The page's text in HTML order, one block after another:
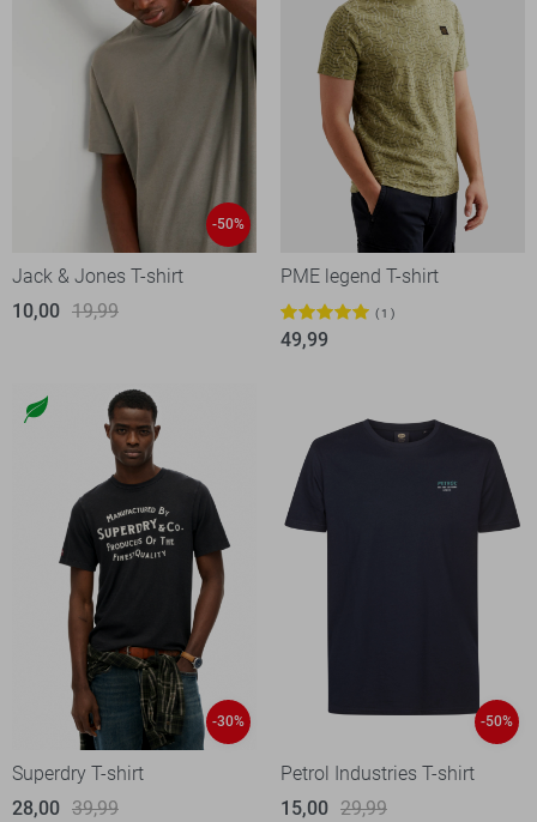
-50%
Jack & Jones T-shirt
10,00 19,99
PME legend T-shirt
1
49,99
-30%
Superdry T-shirt
28,00 39,99
-50%
Petrol Industries T-shirt
15,00 29,99